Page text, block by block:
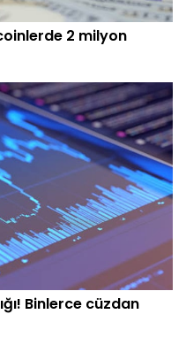
2 milyon
Binlerce cüzdan